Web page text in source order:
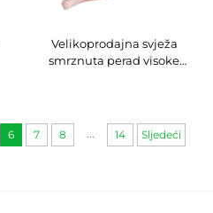
Velikoprodajna svježa
smrznuta perad visoke
6 7 8 ... 14 Sljedeći